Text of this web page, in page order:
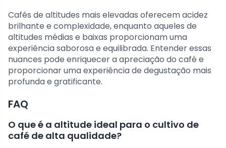
Cafés de altitudes mais elevadas oferecem acidez
brilhante e complexidade, enquanto aqueles de
altitudes médias e baixas proporcionam uma
experiência saborosa e equilibrada. Entender essas
nuances pode enriquecer a apreciação do café e
proporcionar uma experiência de degustação mais
profunda e gratificante.
FAQ
O que é a altitude ideal para o cultivo de
café de alta qualidade?